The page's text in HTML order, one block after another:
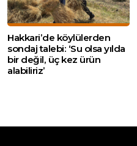
Hakkari’de köylülerden
sondaj talebi: ‘Su olsa yılda
bir değil, üç kez ürün
alabiliriz’